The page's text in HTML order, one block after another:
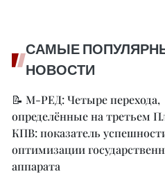
САМЫЕ
НОВОСТИ
📝 М-РЕД: Четыре перехода,
определённые на третьем
КПВ: показатель
оптимизации
аппарата